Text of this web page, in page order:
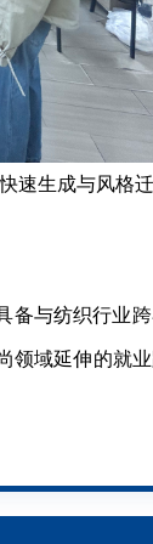
生成与风格
与纺织行业
域延伸的就